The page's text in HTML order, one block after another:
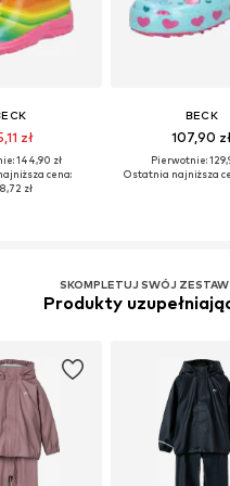
zł
144,90 zł
cena:
zł
BECK
107,90
Pierwotnie:
Ostatnia najniższa
SKOMPLETUJ SWÓJ ZESTAW
Produkty